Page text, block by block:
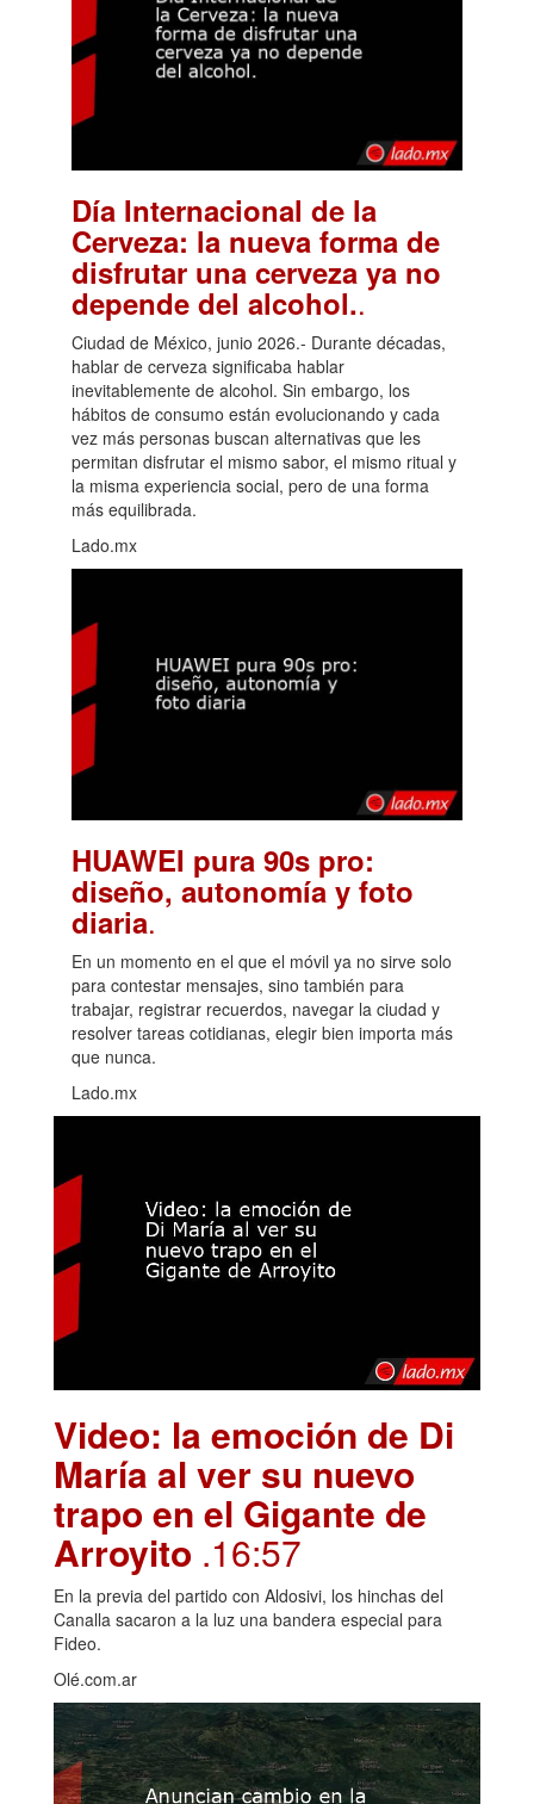
Día Internacional de la
Cerveza: la nueva forma de
disfrutar una cerveza ya no
depende del alcohol..
Ciudad de México, junio 2026.- Durante décadas,
hablar de cerveza significaba hablar
inevitablemente de alcohol. Sin embargo, los
hábitos de consumo están evolucionando y cada
vez más personas buscan alternativas que les
permitan disfrutar el mismo sabor, el mismo ritual y
la misma experiencia social, pero de una forma
más equilibrada.
Lado.mx
HUAWEI pura 90s pro:
diseño, autonomía y foto
diaria.
En un momento en el que el móvil ya no sirve solo
para contestar mensajes, sino también para
trabajar, registrar recuerdos, navegar la ciudad y
resolver tareas cotidianas, elegir bien importa más
que nunca.
Lado.mx
Video: la emoción de Di
María al ver su nuevo
trapo en el Gigante de
Arroyito .16:57
En la previa del partido con Aldosivi, los hinchas del
Canalla sacaron a la luz una bandera especial para
Fideo.
Olé.com.ar